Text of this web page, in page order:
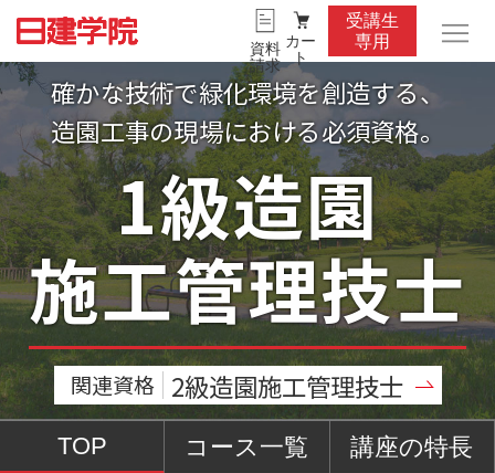
資料
請求
カー
ト
受講生
専用
確かな技術で緑化環境を創造する、
造園工事の現場における必須資格。
1級造園
施工管理技士
関連資格 2級造園施工管理技士
TOP コース一覧 講座の特長